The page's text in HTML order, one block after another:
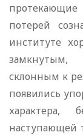
потерей
институте
склонным к
появились
характера,
наступающей